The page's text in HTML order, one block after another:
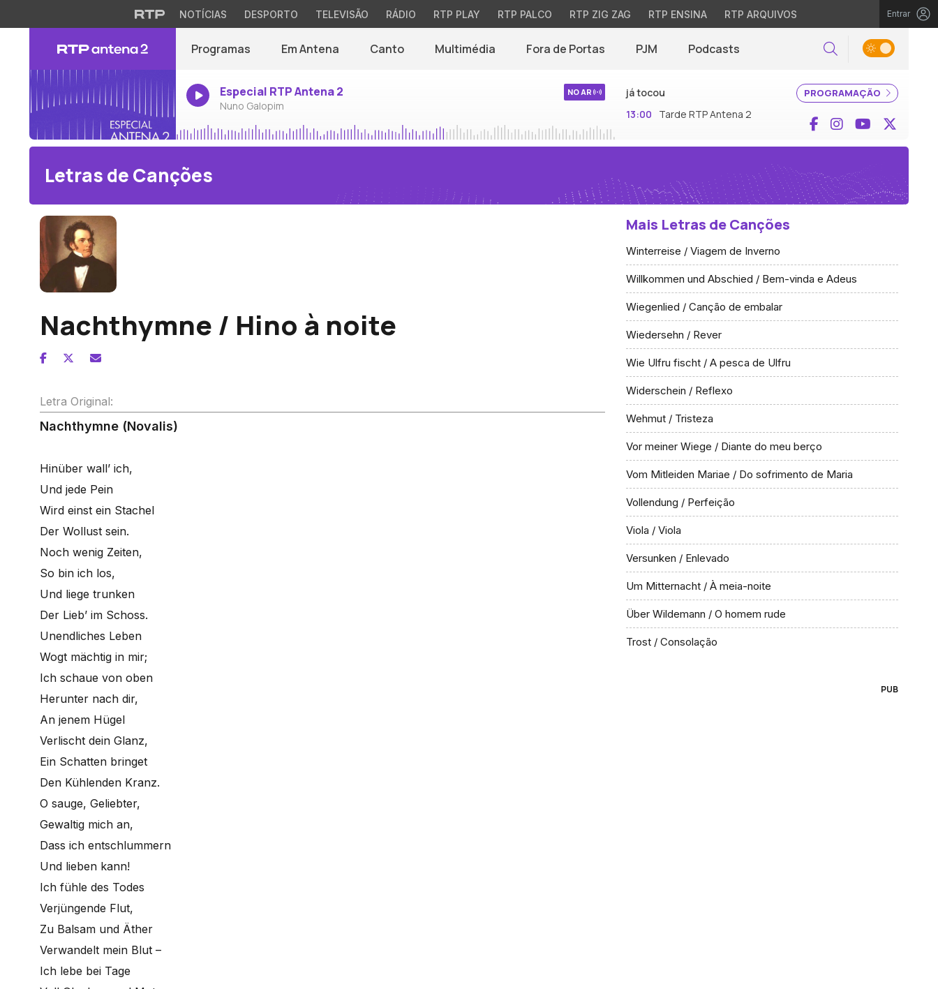
NOTÍCIAS DESPORTO TELEVISÃO RÁDIO RTP PLAY RTP PALCO RTP ZIG ZAG RTP ENSINA RTP ARQUIVOS Entrar
Programas Em Antena Canto Multimédia Fora de Portas PJM Podcasts Pesquisar
Especial RTP Antena 2
Nuno Galopim
NO AR PROGRAMAÇÃO
já tocou
13:00
Tarde RTP Antena 2 Facebook
InstagramYouTube
Letras de Canções
Nachthymne / Hino à noite
Letra Original:
Nachthymne (Novalis)
Hinüber wall’ ich,
Und jede Pein
Wird einst ein Stachel
Der Wollust sein.
Noch wenig Zeiten,
So bin ich los,
Und liege trunken
Der Lieb’ im Schoss.
Unendliches Leben
Wogt mächtig in mir;
Ich schaue von oben
Herunter nach dir,
An jenem Hügel
Verlischt dein Glanz,
Ein Schatten bringet
Den Kühlenden Kranz.
O sauge, Geliebter,
Gewaltig mich an,
Dass ich entschlummern
Und lieben kann!
Ich fühle des Todes
Verjüngende Flut,
Zu Balsam und Äther
Verwandelt mein Blut –
Ich lebe bei Tage
Mais Letras de Canções
Winterreise / Viagem de Inverno
Willkommen und Abschied / Bem-vinda e Adeus
Wiegenlied / Canção de embalar
Wiedersehn / Rever
Wie Ulfru fischt / A pesca de Ulfru
Widerschein / Reflexo
Wehmut / Tristeza
Vor meiner Wiege / Diante do meu berço
Vom Mitleiden Mariae / Do sofrimento de Maria
Vollendung / Perfeição
Viola / Viola
Versunken / Enlevado
Um Mitternacht / À meia-noite
Über Wildemann / O homem rude
Trost / Consolação
PUB